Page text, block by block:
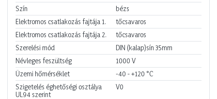
Szín
bézs
Elektromos csatlakozás fajtája 1.
tőcsavaros
Elektromos csatlakozás fajtája 2.
tőcsavaros
Szerelési mód
DIN (kalap)sín 35mm
Névleges feszültség
1000 V
Üzemi hőmérséklet
-40 - +120 °C
Szigetelés éghetőségi osztálya
UL94 szerint
V0